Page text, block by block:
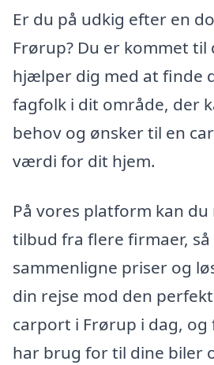
Er du på udkig efter en
Frørup? Du er kommet til
hjælper dig med at finde
fagfolk i dit område, der
behov og ønsker til en
værdi for dit hjem.
På vores platform kan
tilbud fra flere firmaer, så
sammenligne priser og
din rejse mod den
carport i Frørup i dag, og
har brug for til dine biler